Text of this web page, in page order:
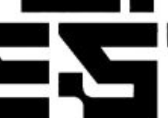
AKTIVITETER, SHOW, DJ